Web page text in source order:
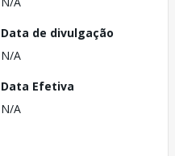
Data de divulgação
N/A
Data Efetiva
N/A